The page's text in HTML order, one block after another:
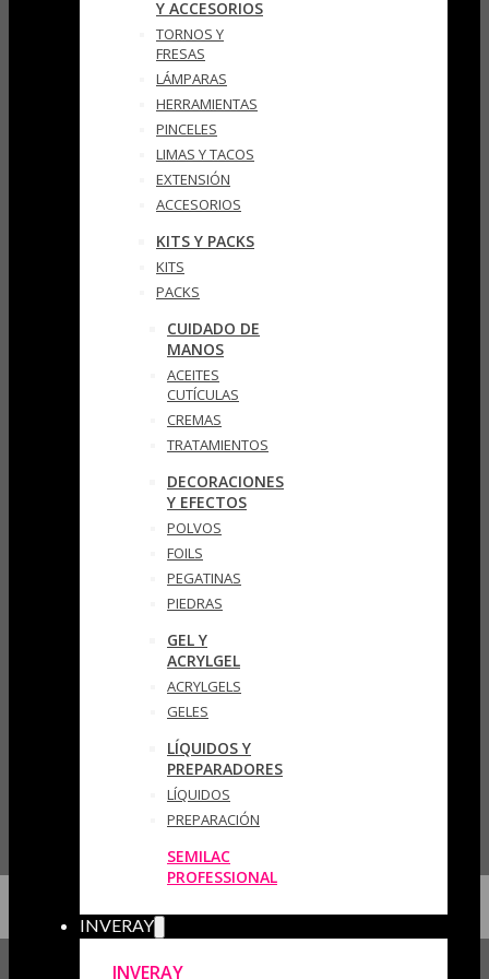
Y ACCESORIOS
TORNOS Y
FRESAS
LÁMPARAS
HERRAMIENTAS
PINCELES
LIMAS Y TACOS
EXTENSIÓN
ACCESORIOS
KITS Y PACKS
KITS
PACKS
CUIDADO DE
MANOS
ACEITES
CUTÍCULAS
CREMAS
TRATAMIENTOS
DECORACIONES
Y EFECTOS
POLVOS
FOILS
PEGATINAS
PIEDRAS
GEL Y
ACRYLGEL
ACRYLGELS
GELES
LÍQUIDOS Y
PREPARADORES
LÍQUIDOS
PREPARACIÓN
SEMILAC
PROFESSIONAL
INVERAY
INVERAY